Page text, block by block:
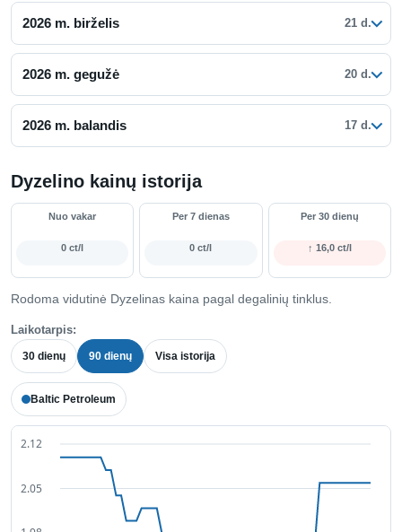
2026 m. birželis 21 d.
2026 m. gegužė 20 d.
2026 m. balandis 17 d.
Dyzelino kainų istorija
Nuo vakar
0 ct/l
Per 7 dienas
0 ct/l
Per 30 dienų
↑ 16,0 ct/l
Rodoma vidutinė Dyzelinas kaina pagal degalinių tinklus.
Laikotarpis:
30 dienų 90 dienų Visa istorija
Baltic Petroleum